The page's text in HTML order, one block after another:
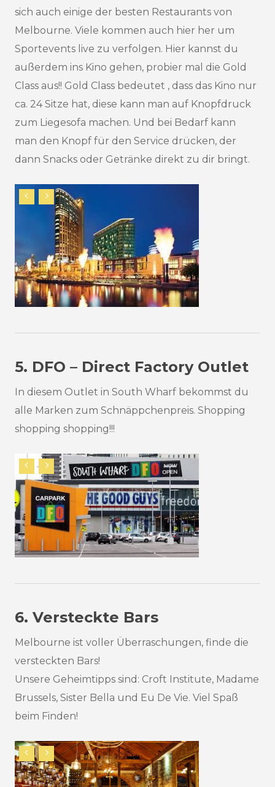
sich auch einige der besten Restaurants von
Melbourne. Viele kommen auch hier her um
Sportevents live zu verfolgen. Hier kannst du
außerdem ins Kino gehen, probier mal die Gold
Class aus!! Gold Class bedeutet , dass das Kino nur
ca. 24 Sitze hat, diese kann man auf Knopfdruck
zum Liegesofa machen. Und bei Bedarf kann
man den Knopf für den Service drücken, der
dann Snacks oder Getränke direkt zu dir bringt.
5. DFO – Direct Factory Outlet
In diesem Outlet in South Wharf bekommst du
alle Marken zum Schnäppchenpreis. Shopping
shopping shopping!!!
6. Versteckte Bars
Melbourne ist voller Überraschungen, finde die
versteckten Bars!
Unsere Geheimtipps sind: Croft Institute, Madame
Brussels, Sister Bella und Eu De Vie. Viel Spaß
beim Finden!